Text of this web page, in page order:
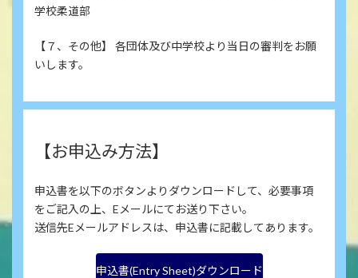
学校柔道部
【７、その他】 各団体及び中学校より当日の審判をお願
いします。
【お申込み方法】
申込書を以下のボタンよりダウンロードして、必要事項
をご記入の上、Eメールにてお送り下さい。
送信先Eメールアドレスは、申込書に記載してあります。
申込書(Entry Sheet)ダウンロード